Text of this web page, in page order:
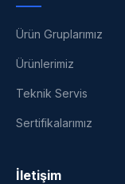
Ürün Gruplarımız
Ürünlerimiz
Teknik Servis
Sertifikalarımız
İletişim